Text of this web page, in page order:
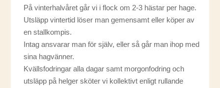
På vinterhalvåret går vi i flock om 2-3 hästar per hage.
Utsläpp vintertid löser man gemensamt eller köper av
en stallkompis.
Intag ansvarar man för själv, eller så går man ihop med
sina hagvänner.
Kvällsfodringar alla dagar samt morgonfodring och
utsläpp på helger sköter vi kollektivt enligt rullande